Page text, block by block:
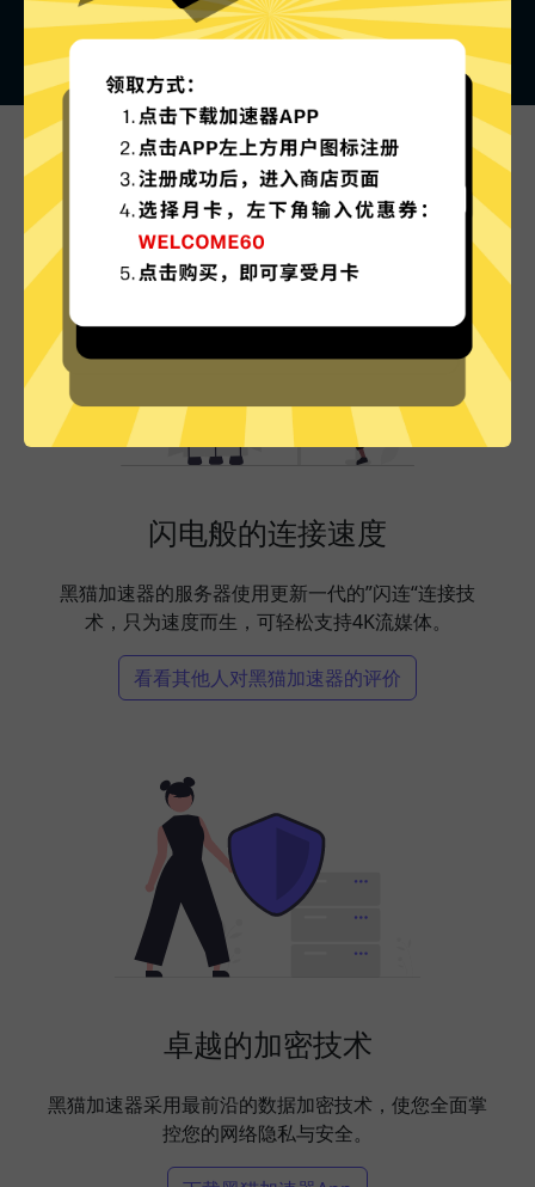
黑猫加速器的特色
闪电般的连接速度
黑猫加速器的服务器使用更新一代的”闪连“连接技
术，只为速度而生，可轻松支持4K流媒体。
看看其他人对黑猫加速器的评价
卓越的加密技术
黑猫加速器采用最前沿的数据加密技术，使您全面掌
控您的网络隐私与安全。